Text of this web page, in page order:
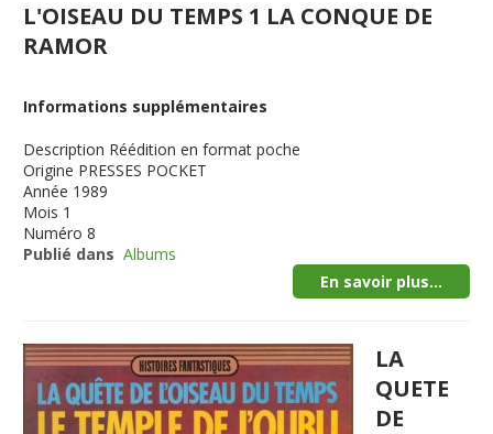
L'OISEAU DU TEMPS 1 LA CONQUE DE
RAMOR
Informations supplémentaires
Description Réédition en format poche
Origine PRESSES POCKET
Année 1989
Mois 1
Numéro 8
Publié dans Albums
En savoir plus...
LA
QUETE
DE